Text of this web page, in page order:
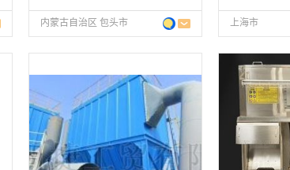
内蒙古自治区 包头市 上海市
面议
会员注册：
经营模式：生产制造
成立日期：2014-08-27
会员注册：第
经营模式：贸
成立日期：